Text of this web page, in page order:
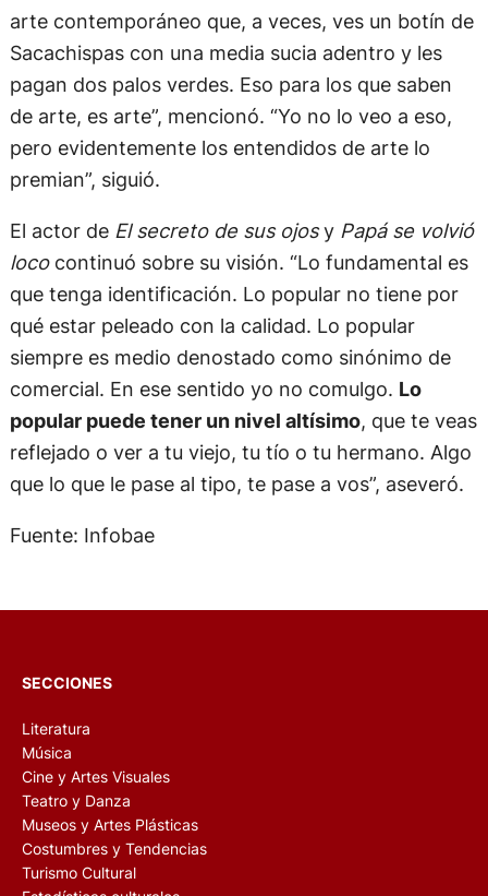
arte contemporáneo que, a veces, ves un botín de
Sacachispas con una media sucia adentro y les
pagan dos palos verdes. Eso para los que saben
de arte, es arte”, mencionó. “Yo no lo veo a eso,
pero evidentemente los entendidos de arte lo
premian”, siguió.
El actor de El secreto de sus ojosy Papá se volvió
loco continuó sobre su visión. “Lo fundamental es
que tenga identificación. Lo popular no tiene por
qué estar peleado con la calidad. Lo popular
siempre es medio denostado como sinónimo de
comercial. En ese sentido yo no comulgo. Lo
popular puede tener un nivel altísimo, que te veas
reflejado o ver a tu viejo, tu tío o tu hermano. Algo
que lo que le pase al tipo, te pase a vos”, aseveró.
Fuente: Infobae
SECCIONES
Literatura
Música
Cine y Artes Visuales
Teatro y Danza
Museos y Artes Plásticas
Costumbres y Tendencias
Turismo Cultural